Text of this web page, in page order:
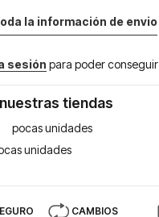
la información de envio
sesión para poder conseguir
tiendas
pocas unidades
unidades
CAMBIOS